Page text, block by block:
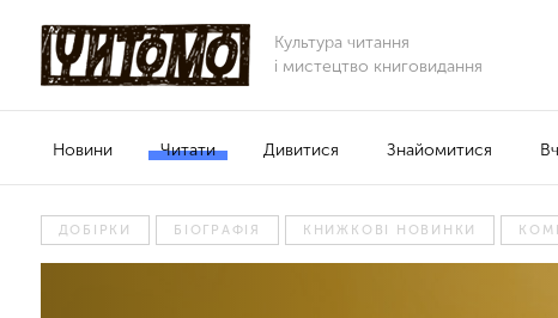
Культура читання
і мистецтво книговидання
Новини Читати Дивитися Знайомитися
ДОБІРКИ БІОГРАФІЯ КНИЖКОВІ НОВИНКИ